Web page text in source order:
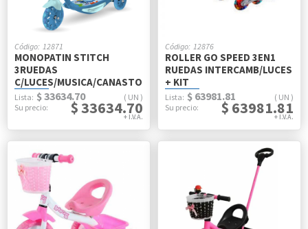
12871
MONOPATIN STITCH
3RUEDAS
C/LUCES/MUSICA/CANASTO
UN
$ 33634.70
$ 33634.70
12876
ROLLER GO SPEED 3EN1
RUEDAS INTERCAMB/LUCES
+ KIT
UN
$ 63981.81
$ 63981.81